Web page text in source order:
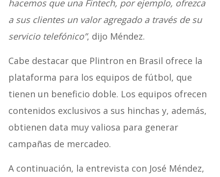
hacemos que una Fintech, por ejemplo, ofrezca
a sus clientes un valor agregado a través de su
servicio telefónico”, dijo Méndez.
Cabe destacar que Plintron en Brasil ofrece la
plataforma para los equipos de fútbol, que
tienen un beneficio doble. Los equipos ofrecen
contenidos exclusivos a sus hinchas y, además,
obtienen data muy valiosa para generar
campañas de mercadeo.
A continuación, la entrevista con José Méndez,